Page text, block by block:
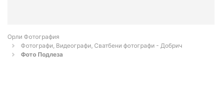
Орли Фотография
Фотографи, Видеографи, Сватбени фотографи - Добрич
Фото Подлеза